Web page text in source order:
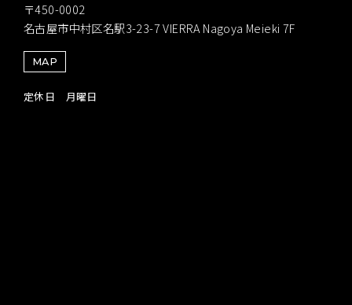
〒450-0002
名古屋市中村区名駅3-23-7 VIERRA Nagoya Meieki 7F
MAP
定休日 月曜日